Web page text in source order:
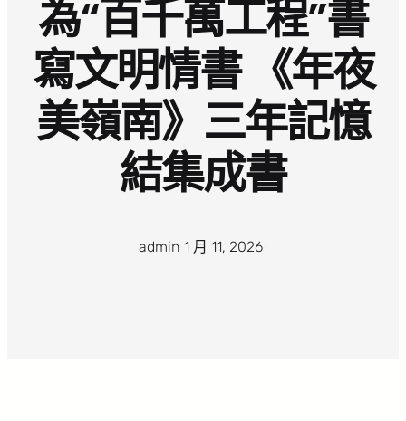
為“百千萬工程”書
寫文明情書 《年夜
美嶺南》三年記憶
結集成書
admin 1 月 11, 2026